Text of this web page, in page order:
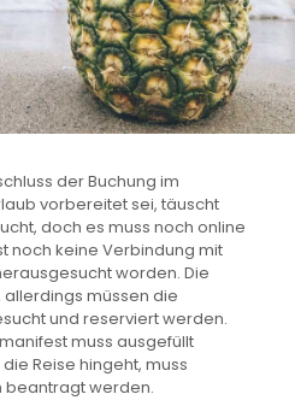
der Buchung im
vorbereitet sei, täuscht
doch es muss noch online
noch keine Verbindung mit
worden. Die
allerdings müssen die
und reserviert werden.
muss ausgefüllt
Reise hingeht, muss
beantragt werden.